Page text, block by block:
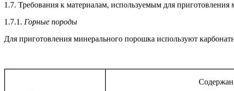
1.7. Требования к материалам, используемым для приготовления
1.7.1. Горные породы
Для приготовления минерального порошка используют